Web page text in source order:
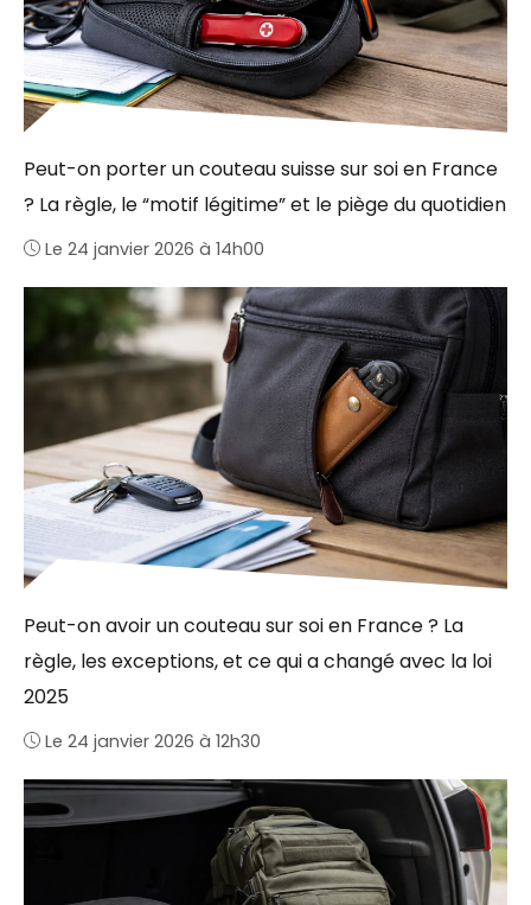
Peut-on porter un couteau suisse sur soi en France
? La règle, le “motif légitime” et le piège du quotidien
Le 24 janvier 2026 à 14h00
Peut-on avoir un couteau sur soi en France ? La
règle, les exceptions, et ce qui a changé avec la loi
2025
Le 24 janvier 2026 à 12h30